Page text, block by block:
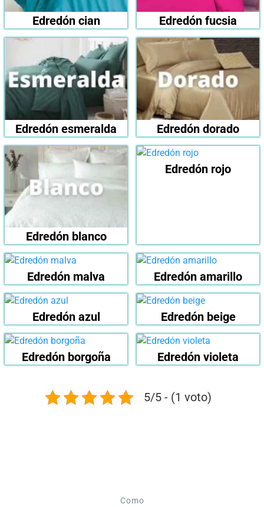
Edredón cian Edredón fucsia
Edredón esmeralda Edredón dorado
Edredón blanco
Edredón rojo
Edredón malva Edredón amarillo
Edredón azul Edredón beige
Edredón borgoña Edredón violeta
5/5 - (1 voto)
Como